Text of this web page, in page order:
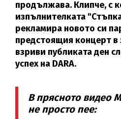
продължава. Клипче, с
изпълнителката
рекламира новото си
предстоящия концерт в
взриви публиката ден
успех на DARA.
В прясното видео
не просто пее: